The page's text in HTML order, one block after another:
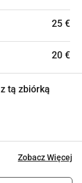
25 €
20 €
tą zbiórką
Zobacz Więcej